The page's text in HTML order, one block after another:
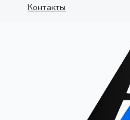
Контакты